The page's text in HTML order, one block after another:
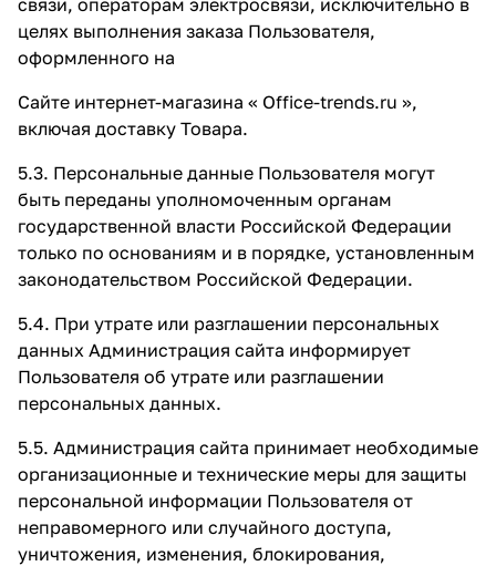
связи, операторам электросвязи, исключительно в
целях выполнения заказа Пользователя,
оформленного на
Сайте интернет-магазина « Office-trends.ru »,
включая доставку Товара.
5.3. Персональные данные Пользователя могут
быть переданы уполномоченным органам
государственной власти Российской Федерации
только по основаниям и в порядке, установленным
законодательством Российской Федерации.
5.4. При утрате или разглашении персональных
данных Администрация сайта информирует
Пользователя об утрате или разглашении
персональных данных.
5.5. Администрация сайта принимает необходимые
организационные и технические меры для защиты
персональной информации Пользователя от
неправомерного или случайного доступа,
уничтожения, изменения, блокирования,